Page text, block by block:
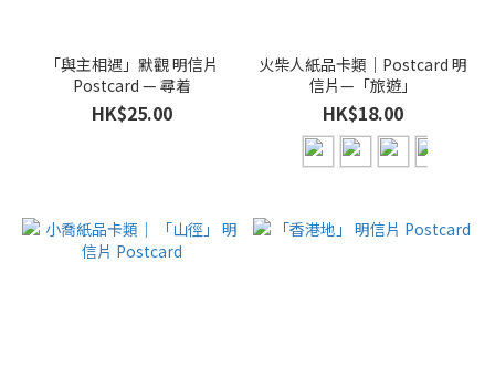
「與主相遇」默觀 明信片
Postcard — 尋着
HK$25.00
火柴人紙品卡類｜Postcard 明
信片—「旅遊」
HK$18.00